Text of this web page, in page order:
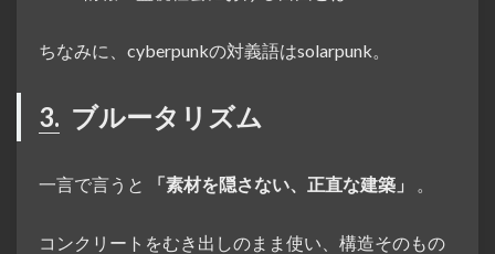
ちなみに、cyberpunkの対義語はsolarpunk。
3. ブルータリズム
一言で言うと 「素材を隠さない、正直な建築」 。
コンクリートをむき出しのまま使い、構造そのもの